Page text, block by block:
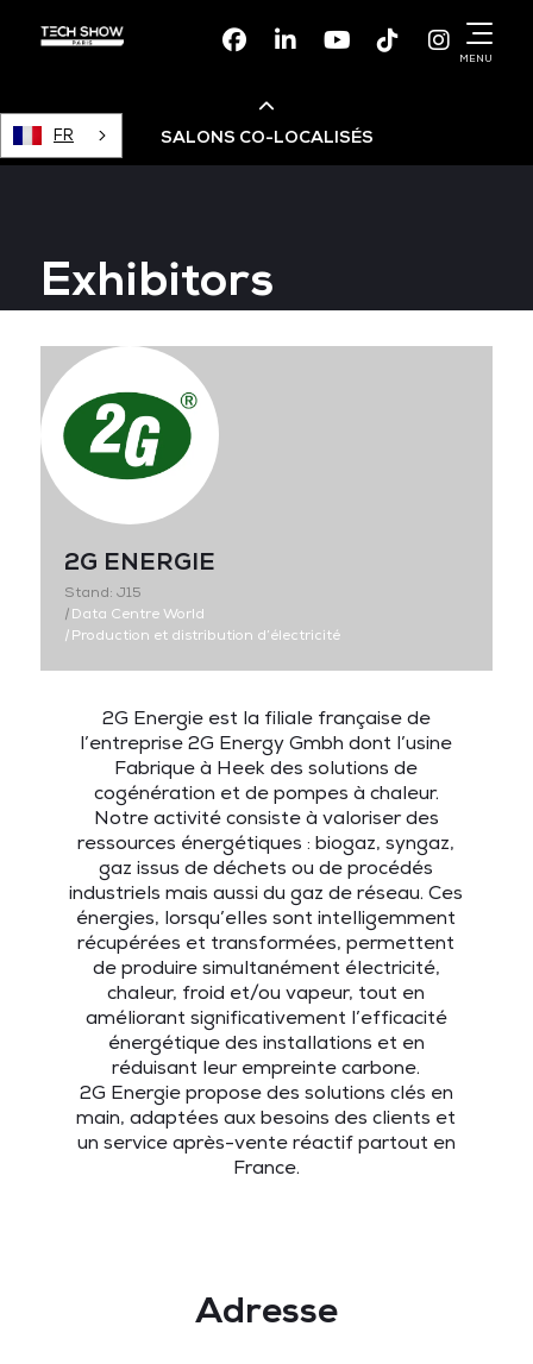
FacebookLinkedinYoutubeTikTok
MENU
FR SALONS CO-LOCALISÉS
Devops Live
Cloud & Cyber Security
Data & AI Leaders Summit
Data Centre World
Exhibitors
2G ENERGIE
Stand: J15
|Data Centre World
|Production et distribution d’électricité
2G Energie est la filiale française de
l’entreprise 2G Energy Gmbh dont l’usine
Fabrique à Heek des solutions de
cogénération et de pompes à chaleur.
Notre activité consiste à valoriser des
ressources énergétiques : biogaz, syngaz,
gaz issus de déchets ou de procédés
industriels mais aussi du gaz de réseau. Ces
énergies, lorsqu’elles sont intelligemment
récupérées et transformées, permettent
de produire simultanément électricité,
chaleur, froid et/ou vapeur, tout en
améliorant significativement l’efficacité
énergétique des installations et en
réduisant leur empreinte carbone.
2G Energie propose des solutions clés en
main, adaptées aux besoins des clients et
un service après-vente réactif partout en
France.
Adresse